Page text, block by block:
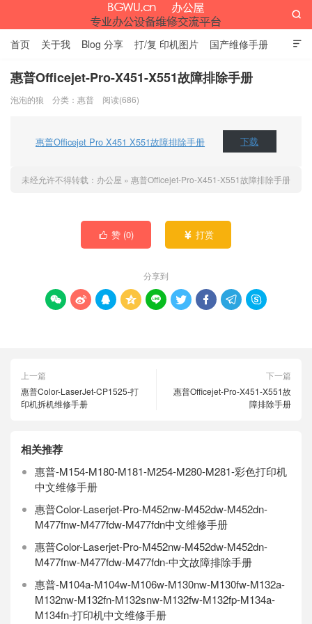

首页 关于我 Blog 分享 打/复 印机图片 国产维修手册
外资维修手册 伊萨网址大全 办公设备网页名片 留言板

惠普Officejet-Pro-X451-X551故障排除手册
泡泡的狼 分类： 惠普 阅读(686)
惠普Officejet Pro X451 X551故障排除手册 下载
未经允许不得转载： 办公屋 » 惠普Officejet-Pro-X451-X551故障排除手册
 赞 (0)  打赏
分享到
        
上一篇
惠普Color-LaserJet-CP1525-打
印机拆机维修手册
下一篇
惠普Officejet-Pro-X451-X551故
障排除手册
相关推荐
惠普-M154-M180-M181-M254-M280-M281-彩色打印机
中文维修手册
惠普Color-Laserjet-Pro-M452nw-M452dw-M452dn-
M477fnw-M477fdw-M477fdn中文维修手册
惠普Color-Laserjet-Pro-M452nw-M452dw-M452dn-
M477fnw-M477fdw-M477fdn-中文故障排除手册
惠普-M104a-M104w-M106w-M130nw-M130fw-M132a-
M132nw-M132fn-M132snw-M132fw-M132fp-M134a-
M134fn-打印机中文维修手册